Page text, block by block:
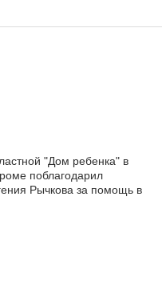
"Дом ребенка" в
поблагодарил
Рычкова за помощь в